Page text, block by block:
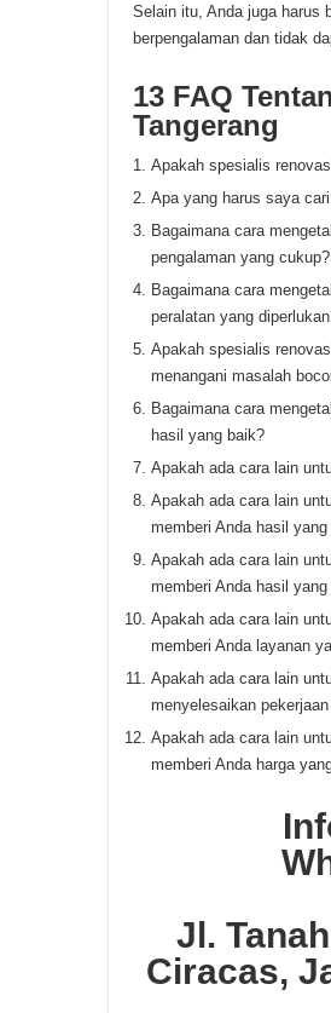
Selain itu, Anda juga harus
berpengalaman dan tidak
13 FAQ
Tangerang
Apakah spesialis
Apa yang harus saya
Bagaimana cara
pengalaman yang cukup?
Bagaimana cara
peralatan yang
Apakah spesialis
menangani masalah
Bagaimana cara
hasil yang baik?
Apakah ada cara lain
Apakah ada cara lain
memberi Anda hasil yang
Apakah ada cara lain
memberi Anda hasil yang
Apakah ada cara lain
memberi Anda layanan
Apakah ada cara lain
menyelesaikan
Apakah ada cara lain
memberi Anda harga
Jl.
Ciracas,